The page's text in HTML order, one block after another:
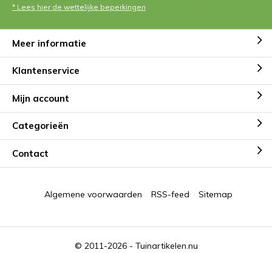
* Lees hier de wettelijke beperkingen
Meer informatie
Klantenservice
Mijn account
Categorieën
Contact
© 2011-2026 - Tuinartikelen.nu
Algemene voorwaarden RSS-feed Sitemap